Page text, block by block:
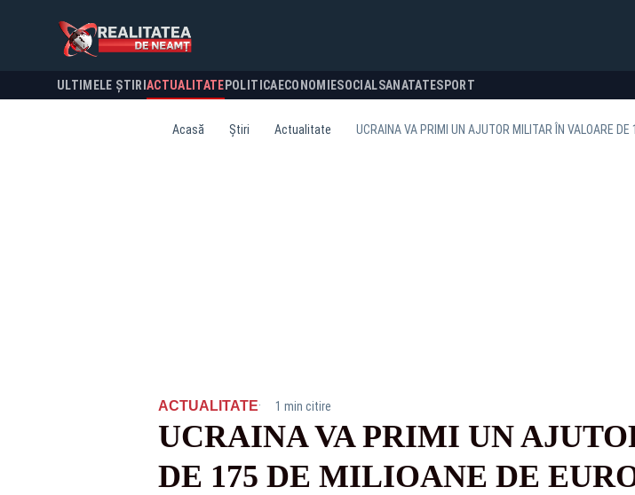
ULTIMELE ȘTIRI ACTUALITATE POLITICA ECONOMIESOCIALSANATATESPORT
Acasă Știri Actualitate UCRAINA VA PRIMI UN AJUTOR MILITAR ÎN VALOARE DE
ACTUALITATE· 1 min citire
UCRAINA VA PRIMI UN
DE 175 DE MILIOANE DE